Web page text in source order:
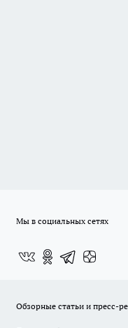
Мы в социальных сетях
Обзорные статьи и пресс-